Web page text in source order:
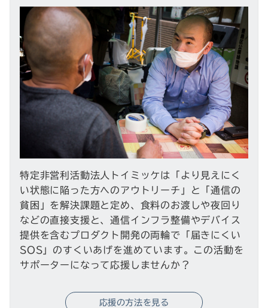
特定非営利活動法人トイミッケは「より見えにく
い状態に陥った方へのアウトリーチ」と「通信の
貧困」を解決課題と定め、食料のお渡しや夜回り
などの直接支援と、通信インフラ整備やデバイス
提供を含むプロダクト開発の両輪で「届きにくい
SOS」のすくいあげを進めています。この活動を
サポーターになって応援しませんか？
応援の方法を見る